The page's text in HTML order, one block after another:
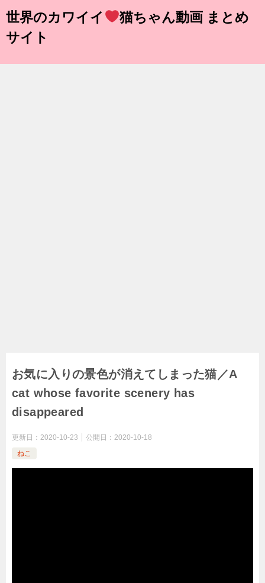
世界のカワイイ
猫ちゃん動画 まとめ
サイト
お気に入りの景色が消えてしまった猫／A
cat whose favorite scenery has
disappeared
更新日： 2020-10-23 公開日： 2020-10-18
ねこ